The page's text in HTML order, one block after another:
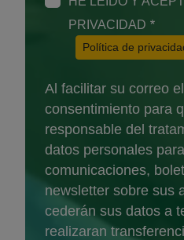
PRIVACIDAD
Política de
Al facilitar su correo
consentimiento para
responsable del
datos personales
comunicaciones,
newsletter sobre sus
cederán sus datos a
realizaran